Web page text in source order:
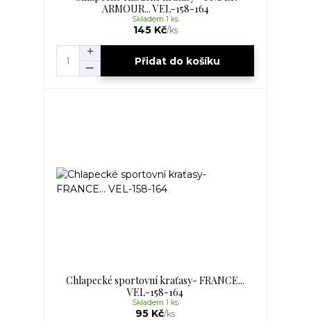
ARMOUR... VEL-158-164
145 Kč/ks
Skladem 1 ks
Přidat do košíku
Chlapecké sportovní kraťasy- FRANCE...
VEL-158-164
95 Kč/ks
Skladem 1 ks